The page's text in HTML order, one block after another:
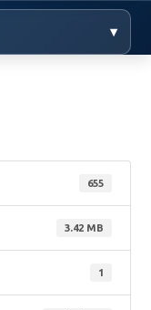
▾
655
3.42 MB
1